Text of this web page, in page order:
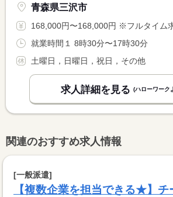
青森県三沢市
168,000円〜168,000円 ※フルタイム求人の場合は月額（換算額）、パート求人の
就業時間１ 8時30分〜17時30分
土曜日，日曜日，祝日，その他
求人詳細を見る (ハローワーク
関連のおすすめ求人情報
[一般派遣]
【複数企業を担当できる★】チ